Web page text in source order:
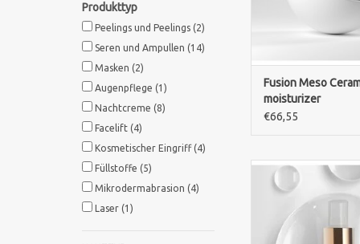
Produkttyp
Peelings und Peelings (2)
Seren und Ampullen (14)
Masken (2)
Augenpflege (1)
Nachtcreme (8)
Facelift (4)
Kosmetischer Eingriff (4)
Füllstoffe (5)
Mikrodermabrasion (4)
Laser (1)
Fusion Meso
moisturizer
€66,55
Ekseption Matcha
ml ist ein
Gesichtsspray mit
Extrakt, das die Haut
beruhigt und